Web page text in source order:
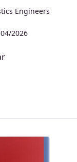
Engineers
2026